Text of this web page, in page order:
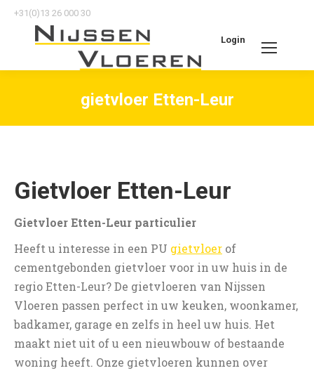
+31(0)13 26 000 30
Login
Search:
gietvloer Etten-Leur
Gietvloer Etten-Leur
Gietvloer Etten-Leur particulier
Heeft u interesse in een PU gietvloer of
cementgebonden gietvloer voor in uw huis in de
regio Etten-Leur? De gietvloeren van Nijssen
Vloeren passen perfect in uw keuken, woonkamer,
badkamer, garage en zelfs in heel uw huis. Het
maakt niet uit of u een nieuwbouw of bestaande
woning heeft. Onze gietvloeren kunnen over